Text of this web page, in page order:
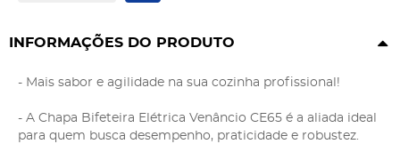
INFORMAÇÕES DO PRODUTO
- Mais sabor e agilidade na sua cozinha profissional!
- A Chapa Bifeteira Elétrica Venâncio CE65 é a aliada ideal
para quem busca desempenho, praticidade e robustez.